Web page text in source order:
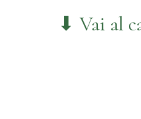
⬇ Vai al